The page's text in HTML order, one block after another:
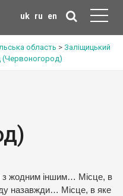
uk ru en
область > Заліщицький
(Червоногород)
з жодним іншим… Місце, в
назавжди… Місце, в яке